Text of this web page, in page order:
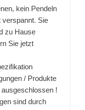
kein Pendeln
Sie
zu Hause
Sie jetzt
/ Produkte
!
sind durch